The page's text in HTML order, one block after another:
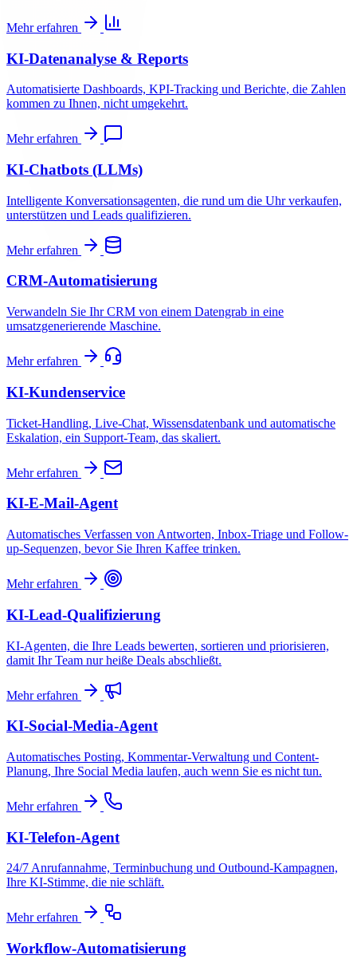
Mehr erfahren
KI-Datenanalyse & Reports
Automatisierte Dashboards, KPI-Tracking und Berichte, die Zahlen
kommen zu Ihnen, nicht umgekehrt.
Mehr erfahren
KI-Chatbots (LLMs)
Intelligente Konversationsagenten, die rund um die Uhr verkaufen,
unterstützen und Leads qualifizieren.
Mehr erfahren
CRM-Automatisierung
Verwandeln Sie Ihr CRM von einem Datengrab in eine
umsatzgenerierende Maschine.
Mehr erfahren
KI-Kundenservice
Ticket-Handling, Live-Chat, Wissensdatenbank und automatische
Eskalation, ein Support-Team, das skaliert.
Mehr erfahren
KI-E-Mail-Agent
Automatisches Verfassen von Antworten, Inbox-Triage und Follow-
up-Sequenzen, bevor Sie Ihren Kaffee trinken.
Mehr erfahren
KI-Lead-Qualifizierung
KI-Agenten, die Ihre Leads bewerten, sortieren und priorisieren,
damit Ihr Team nur heiße Deals abschließt.
Mehr erfahren
KI-Social-Media-Agent
Automatisches Posting, Kommentar-Verwaltung und Content-
Planung, Ihre Social Media laufen, auch wenn Sie es nicht tun.
Mehr erfahren
KI-Telefon-Agent
24/7 Anrufannahme, Terminbuchung und Outbound-Kampagnen,
Ihre KI-Stimme, die nie schläft.
Mehr erfahren
Workflow-Automatisierung